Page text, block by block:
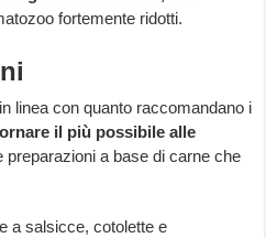
fortemente ridotti.
linea con quanto raccomandano i
il più possibile alle
preparazioni a base di carne che
a salsicce, cotolette e